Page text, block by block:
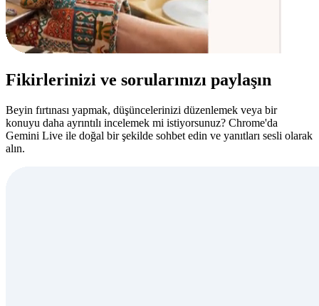
Fikirlerinizi ve sorularınızı paylaşın
Beyin fırtınası yapmak, düşüncelerinizi düzenlemek veya bir
konuyu daha ayrıntılı incelemek mi istiyorsunuz? Chrome'da
Gemini Live ile doğal bir şekilde sohbet edin ve yanıtları sesli olarak
alın.